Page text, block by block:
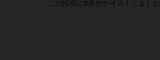
この投稿に 0名がナイス！ しました